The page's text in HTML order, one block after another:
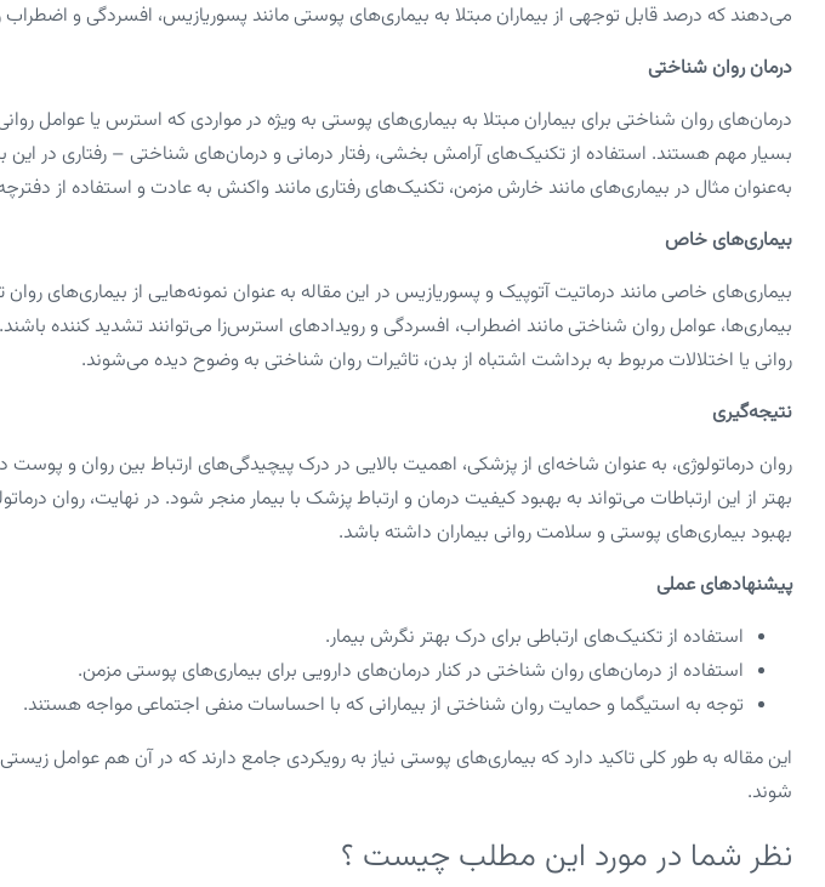
می‌دهند که درصد قابل‌ توجهی از بیماران مبتلا به بیماری‌های پوستی مانند پسوریازیس، افسردگی و اضطراب
درمان روان‌ شناختی
درمان‌های روان‌ شناختی برای بیماران مبتلا به بیماری‌های پوستی به‌ ویژه در مواردی که استرس یا عوامل
بسیار مهم هستند. استفاده از تکنیک‌های آرامش‌ بخشی، رفتار درمانی و درمان‌های شناختی – رفتاری در این
به‌عنوان مثال در بیماری‌های مانند خارش مزمن، تکنیک‌های رفتاری مانند واکنش به عادت و استفاده از
بیماری‌های خاص
بیماری‌های خاصی مانند درماتیت آتوپیک و پسوریازیس در این مقاله به‌ عنوان نمونه‌هایی از بیماری‌های
بیماری‌ها، عوامل روان‌ شناختی مانند اضطراب، افسردگی و رویدادهای استرس‌زا می‌توانند تشدید کننده
روانی یا اختلالات مربوط به برداشت اشتباه از بدن، تاثیرات روان‌ شناختی به‌ وضوح دیده می‌شوند.
نتیجه‌گیری
روان‌ درماتولوژی، به‌ عنوان شاخه‌ای از پزشکی، اهمیت بالایی در درک پیچیدگی‌های ارتباط بین روان و پوست
بهتر از این ارتباطات می‌تواند به بهبود کیفیت درمان و ارتباط پزشک با بیمار منجر شود. در نهایت، روان‌
بهبود بیماری‌های پوستی و سلامت روانی بیماران داشته باشد.
پیشنهادهای عملی
استفاده از تکنیک‌های ارتباطی برای درک بهتر نگرش بیمار.
استفاده از درمان‌های روان‌ شناختی در کنار درمان‌های دارویی برای بیماری‌های پوستی مزمن.
توجه به استیگما و حمایت روان‌ شناختی از بیمارانی که با احساسات منفی اجتماعی مواجه هستند.
این مقاله به‌ طور کلی تاکید دارد که بیماری‌های پوستی نیاز به رویکردی جامع دارند که در آن هم عوامل
شوند.
نظر شما در مورد این مطلب چیست ؟